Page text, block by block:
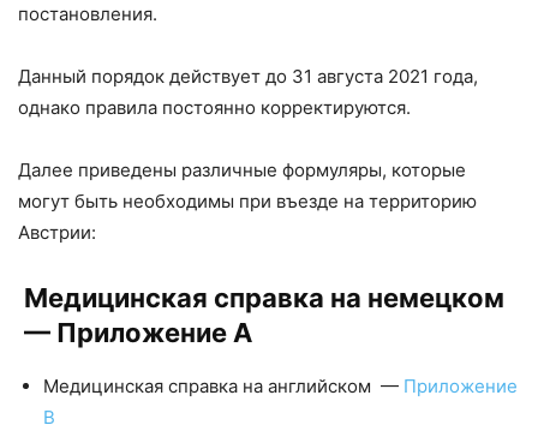
постановления.
Данный порядок действует до 31 августа 2021 года,
однако правила постоянно корректируются.
Далее приведены различные формуляры, которые
могут быть необходимы при въезде на территорию
Австрии:
Медицинская справка на немецком
— Приложение A
Медицинская справка на английском — Приложение
B